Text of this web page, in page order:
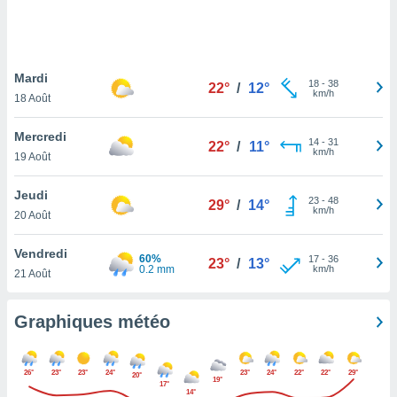
pas
de
à
cas,
que
sur le
et que
ne
Mardi
18 Août
22° / 12° 18- 38
km/h
Mercredi
19 Août
22° / 11° 14- 31
km/h
Jeudi
20 Août
29° / 14° 23- 48
km/h
Vendredi
21 Août
60%
0.2 mm
23° / 13° 17- 36
km/h
Graphiques météo
26° 23° 23° 24°
20°
17°
14°
19°
23° 24° 22° 22° 29°